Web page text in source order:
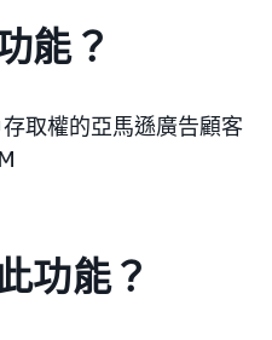
能？
取權的亞馬遜廣告顧客
功能？